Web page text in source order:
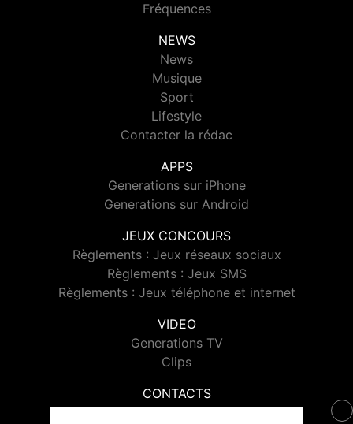
Fréquences
NEWS
News
Musique
Sport
Lifestyle
Contacter la rédac
APPS
Generations sur iPhone
Generations sur Android
JEUX CONCOURS
Règlements : Jeux réseaux sociaux
Règlements : Jeux SMS
Règlements : Jeux téléphone et internet
VIDEO
Generations TV
Clips
CONTACTS
Contacter Generations